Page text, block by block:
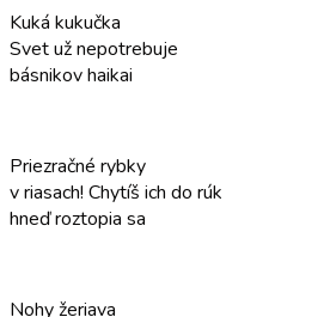
Kuká kukučka
Svet už nepotrebuje
básnikov haikai
Priezračné rybky
v riasach! Chytíš ich do rúk
hneď roztopia sa
Nohy žeriava